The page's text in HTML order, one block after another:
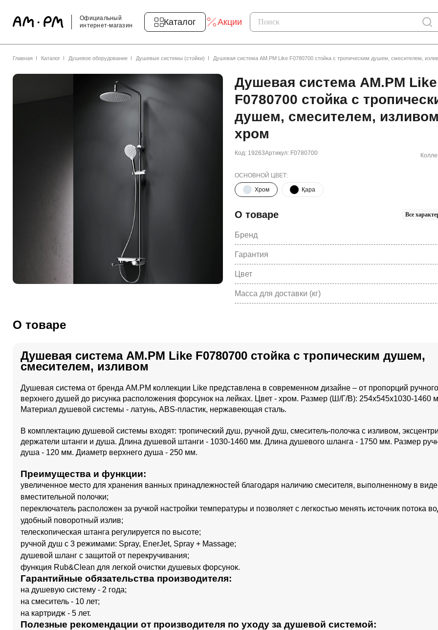
Официальный
интернет-магазин
Каталог Акции
Главная Каталог Душевое оборудование Душевые системы (стойки) Душевая система AM.PM Like F0780700 стойка с тропическим душем, смесителем,
Душевая система AM.PM Like
F0780700 стойка с
душем, смесителем,
хром
Код: 19263Артикул: F0780700
ОСНОВНОЙ ЦВЕТ:
Хром Қара
О товаре Все
Бренд
Гарантия
Цвет
Масса для доставки (кг)
О товаре
Душевая система AM.PM Like F0780700 стойка с тропическим душем,
смесителем, изливом
Душевая система от бренда AM.PM коллекции Like представлена в современном дизайне – от пропорций
верхнего душей до рисунка расположения форсунок на лейках. Цвет - хром. Размер (Ш/Г/В): 254x545x1030-1460
Материал душевой системы - латунь, ABS-пластик, нержавеющая сталь.
В комплектацию душевой системы входят: тропический душ, ручной душ, смеситель-полочка с изливом,
держатели штанги и душа. Длина душевой штанги - 1030-1460 мм. Длина душевого шланга - 1750 мм. Размер
душа - 120 мм. Диаметр верхнего душа - 250 мм.
Преимущества и функции:
увеличенное место для хранения ванных принадлежностей благодаря наличию смесителя, выполненному в виде
вместительной полочки;
переключатель расположен за ручкой настройки температуры и позволяет с легкостью менять источник потока
удобный поворотный излив;
телескопическая штанга регулируется по высоте;
ручной душ с 3 режимами: Spray, EnerJet, Spray + Massage;
душевой шланг с защитой от перекручивания;
функция Rub&Clean для легкой очистки душевых форсунок.
Гарантийные обязательства производителя:
на душевую систему - 2 года;
на смеситель - 10 лет;
на картридж - 5 лет.
Полезные рекомендации от производителя по уходу за душевой системой: